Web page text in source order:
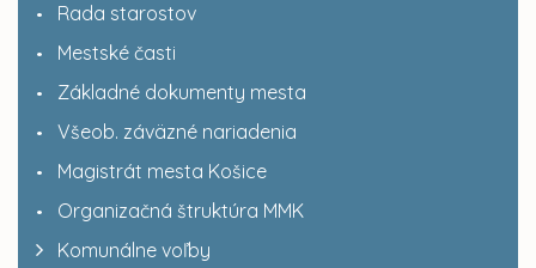
Rada starostov
Mestské časti
Základné dokumenty mesta
Všeob. záväzné nariadenia
Magistrát mesta Košice
Organizačná štruktúra MMK
Komunálne voľby